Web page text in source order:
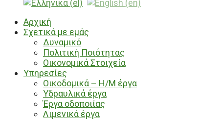
Αρχική
Σχετικά με εμάς
Δυναμικό
Πολιτική Ποιότητας
Οικονομικά Στοιχεία
Υπηρεσίες
Οικοδομικά – Η/Μ έργα
Υδραυλικά έργα
Έργα οδοποιίας
Λιμενικά έργα